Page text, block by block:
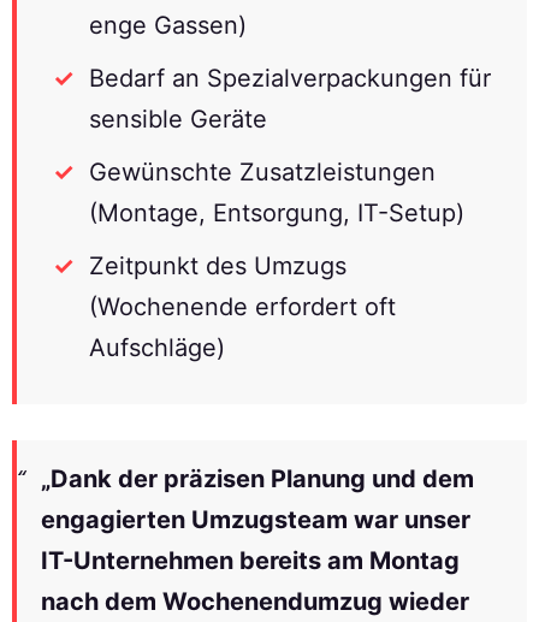
enge Gassen)
Bedarf an Spezialverpackungen für
sensible Geräte
Gewünschte Zusatzleistungen
(Montage, Entsorgung, IT-Setup)
Zeitpunkt des Umzugs
(Wochenende erfordert oft
Aufschläge)
„Dank der präzisen Planung und dem
engagierten Umzugsteam war unser
IT-Unternehmen bereits am Montag
nach dem Wochenendumzug wieder